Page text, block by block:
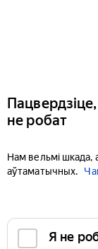
не робат
Нам вельмі шкада,
аўтаматычных.
Я не